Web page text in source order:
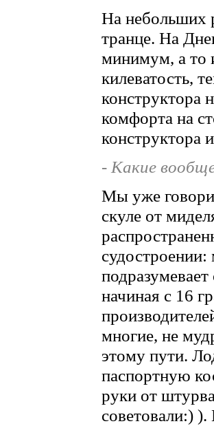
На небольших
транце. На
минимум, а то
килеватость,
конструктора
комфорта на
конструктора
- Какие
Мы уже
скуле от
начиная с 16
многие, не
этому пути.
паспортную
руки от
советовали:)